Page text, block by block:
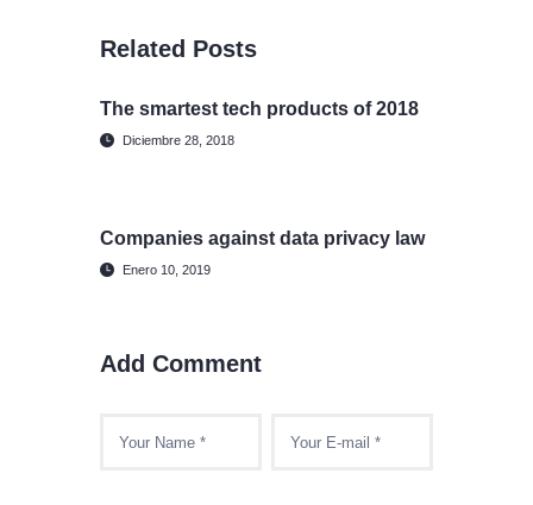
Related Posts
The smartest tech products of 2018
Diciembre 28, 2018
Companies against data privacy law
Enero 10, 2019
Add Comment